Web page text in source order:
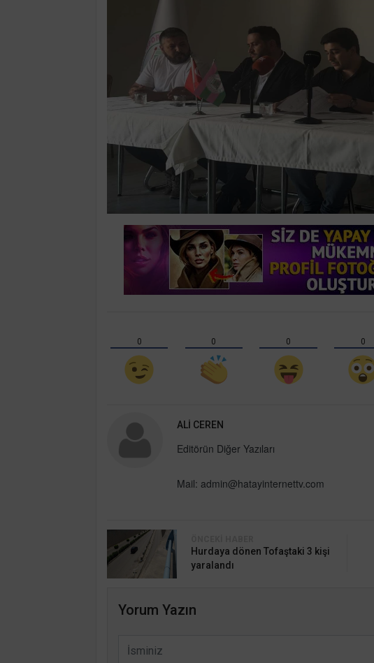
0 0 0 0
ALI CEREN
Editörün Diğer Yazıları
Mail: admin@hatayinternettv.com
Hurdaya dönen Tofaştaki 3 kişi
yaralandı
Yorum Yazın